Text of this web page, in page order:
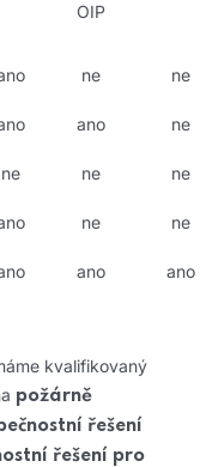
OIP
ne ne
ano ne
ne ne ne
ne ne
ano ano
kvalifikovaný
požárně
řešení
řešení pro